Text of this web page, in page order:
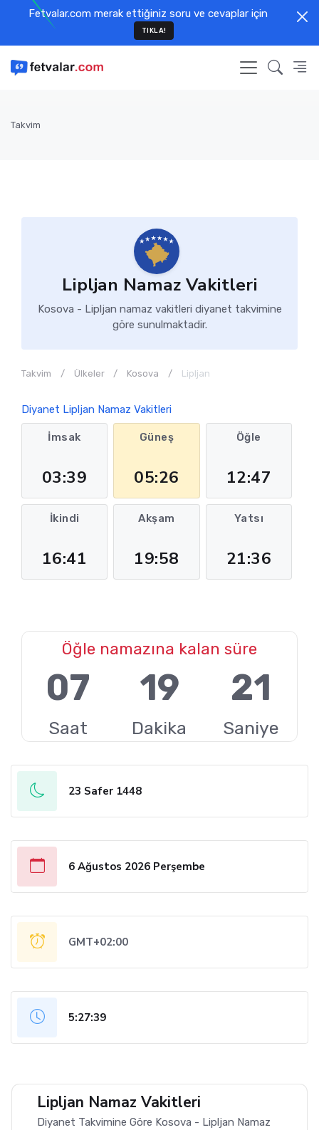
Fetvalar.com merak ettiğiniz soru ve cevaplar için
TIKLA!
Takvim
Lipljan Namaz Vakitleri
Kosova - Lipljan namaz vakitleri diyanet takvimine
göre sunulmaktadir.
Takvim Ülkeler Kosova Lipljan
Diyanet Lipljan Namaz Vakitleri
İmsak
03:39
Güneş
05:26
Öğle
12:47
İkindi
16:41
Akşam
19:58
Yatsı
21:36
Öğle namazına kalan süre
07
Saat
19
Dakika
20
Saniye
23 Safer 1448
6 Ağustos 2026 Perşembe
GMT+02:00
5:27:40
Lipljan Namaz Vakitleri
Diyanet Takvimine Göre Kosova - Lipljan Namaz